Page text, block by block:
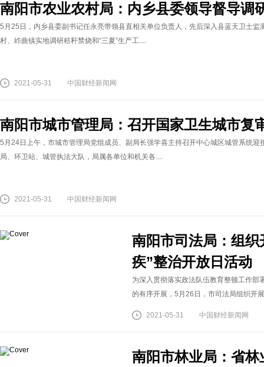
南阳市农业农村局：内乡县委领导督导调
5月25日，内乡县委副书记任永亮带领县直相关单位负责人，先后深入县蓝天卫士
村、岞曲镇实地调研秸秆禁烧和“三夏”生产工....
2021-05-31 中国财经新闻网
南阳市城市管理局：召开国家卫生城市复
5月24日上午，市城市管理局党组成员、副局长强学喜主持召开中心城区城管系统
局、环卫站、城管执法大队，局属各单位和机关各....
2021-05-31 中国财经新闻网
南阳市司法局：组
疾”整治开放日活动
为深入贯彻落实政法队伍教育整顿工作部
的有序开展，5月26日，市司法局组织开
2021-05-31 中国财经新闻网
南阳市林业局：省